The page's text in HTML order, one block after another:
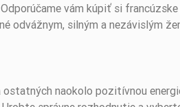
vám kúpiť si
odvážnym, silným a nezávislým
naokolo pozitívnou